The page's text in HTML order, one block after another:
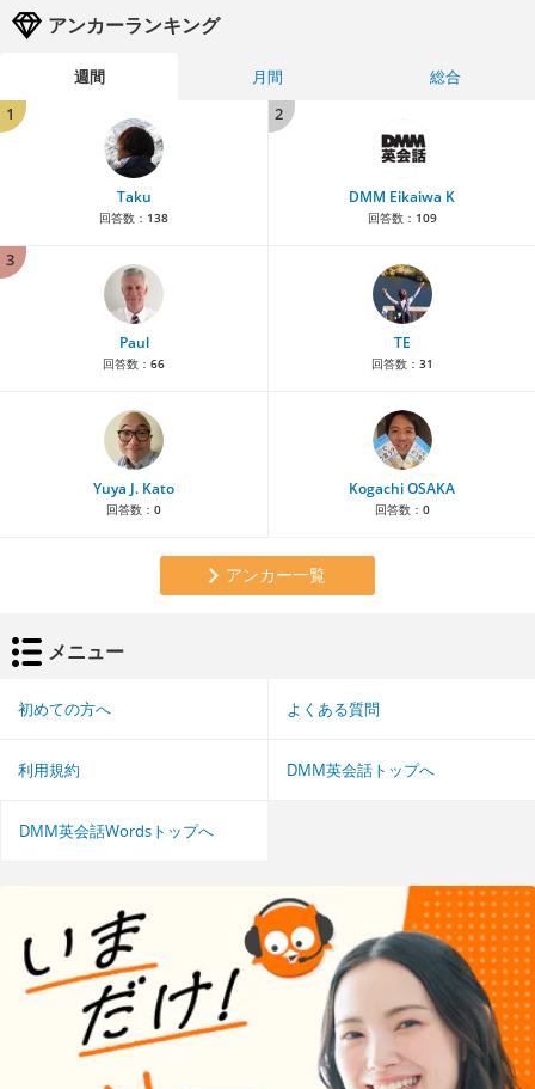
アンカーランキング
週間 月間
総合
1
Taku
回答数： 138
2
DMM Eikaiwa K
回答数： 109
3
Paul
回答数： 66
TE
回答数： 31
Yuya J. Kato
回答数： 0
Kogachi OSAKA
回答数： 0
アンカー一覧
メニュー
初めての方へ よくある質問
利用規約 DMM英会話トップへ
DMM英会話Wordsトップへ